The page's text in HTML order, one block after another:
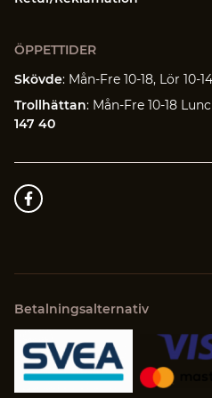
ÖPPETTIDER
Skövde: Mån-Fre 10-18, Lör 10-
Trollhättan: Mån-Fre 10-18
147 40
Betalningsalternativ